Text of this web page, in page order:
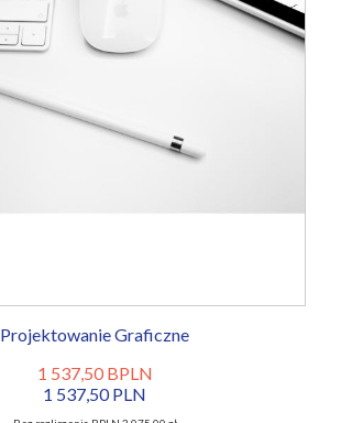
Projektowanie Graficzne
1 537,50 BPLN
1 537,50 PLN